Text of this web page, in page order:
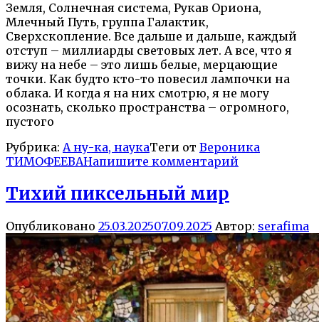
Земля, Солнечная система, Рукав Ориона,
Млечный Путь, группа Галактик,
Сверхскопление. Все дальше и дальше, каждый
отступ – миллиарды световых лет. А все, что я
вижу на небе – это лишь белые, мерцающие
точки. Как будто кто-то повесил лампочки на
облака. И когда я на них смотрю, я не могу
осознать, сколько пространства – огромного,
пустого
Рубрика: А ну-ка, наукаТеги от Вероника
ТИМОФЕЕВАНапишите комментарий
Тихий пиксельный мир
Опубликовано 25.03.202507.09.2025 Автор: serafima